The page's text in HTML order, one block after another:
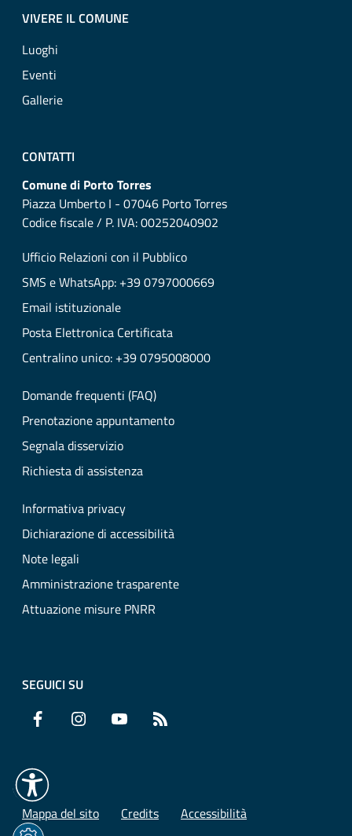
VIVERE IL COMUNE
Luoghi
Eventi
Gallerie
CONTATTI
Comune di Porto Torres
Piazza Umberto I - 07046 Porto Torres
Codice fiscale / P. IVA: 00252040902
Ufficio Relazioni con il Pubblico
SMS e WhatsApp: +39 0797000669
Email istituzionale
Posta Elettronica Certificata
Centralino unico: +39 0795008000
Domande frequenti (FAQ)
Prenotazione appuntamento
Segnala disservizio
Richiesta di assistenza
Informativa privacy
Dichiarazione di accessibilità
Note legali
Amministrazione trasparente
Attuazione misure PNRR
SEGUICI SU
Facebook Instagram YouTube
Mappa del sito Credits Accessibilità